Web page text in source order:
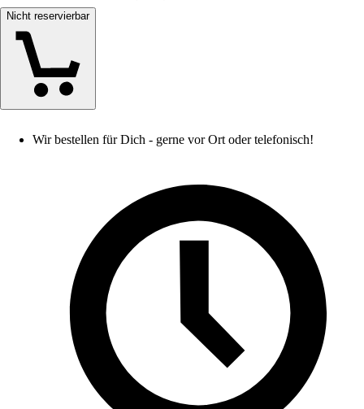
Nicht reservierbar
Wir bestellen für Dich - gerne vor Ort oder telefonisch!